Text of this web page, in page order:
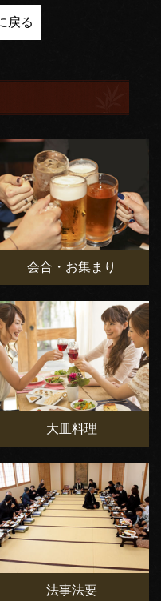
戻る
会合・お集まり
大皿料理
法事法要